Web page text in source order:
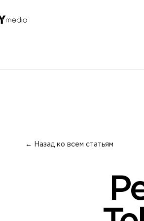
← Назад ко всем статьям